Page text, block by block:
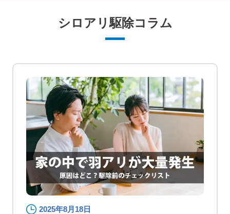
シロアリ駆除コラム
2025年8月18日